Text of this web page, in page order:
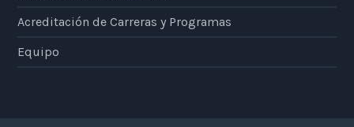
Acreditación de Carreras y Programas
Equipo